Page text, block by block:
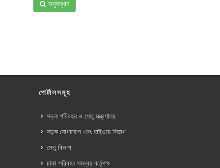
অনুসন্ধান
পোর্টালসমূহ
সড়ক পরিবহন ও সেতু মন্ত্রণালয়
সড়ক যোগাযোগ এবং হাইওয়ে বিভাগ
সেতু বিভাগ
ঢাকা পরিবহন সমন্বয় কর্তৃপক্ষ